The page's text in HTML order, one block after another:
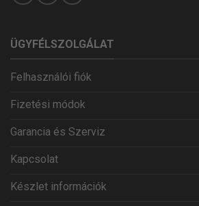
ÜGYFÉLSZOLGÁLAT
Felhasználói fiók
Fizetési módok
Garancia és Szerviz
Kapcsolat
Készlet információk